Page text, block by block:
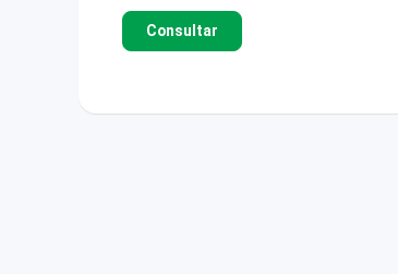
Consultar